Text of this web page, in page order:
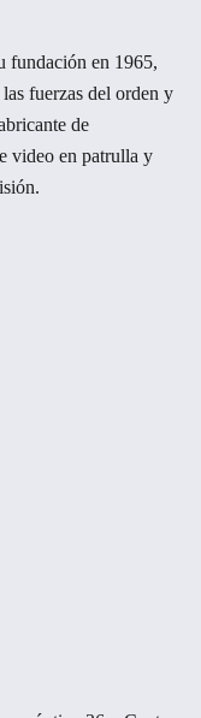
fundación en 1965,
fuerzas del orden y
de
video en patrulla y